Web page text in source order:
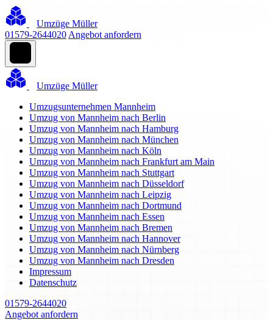
Umzüge Müller
01579-2644020 Angebot anfordern
Umzüge Müller
Umzugsunternehmen Mannheim
Umzug von Mannheim nach Berlin
Umzug von Mannheim nach Hamburg
Umzug von Mannheim nach München
Umzug von Mannheim nach Köln
Umzug von Mannheim nach Frankfurt am Main
Umzug von Mannheim nach Stuttgart
Umzug von Mannheim nach Düsseldorf
Umzug von Mannheim nach Leipzig
Umzug von Mannheim nach Dortmund
Umzug von Mannheim nach Essen
Umzug von Mannheim nach Bremen
Umzug von Mannheim nach Hannover
Umzug von Mannheim nach Nürnberg
Umzug von Mannheim nach Dresden
Impressum
Datenschutz
01579-2644020
Angebot anfordern